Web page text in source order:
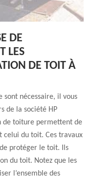
DE
LES
DE TOIT À
sont nécessaire, il vous
de la société HP
de toiture permettent de
du toit. Ces travaux
protéger le toit. Ils
du toit. Notez que les
l’ensemble des